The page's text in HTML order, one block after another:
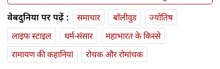
हमारे साथ WhatsApp पर जुड़ने के लिए यहां क्लिक करें
हमारे साथ Telegram पर जुड़ने के लिए यहां क्लिक करें